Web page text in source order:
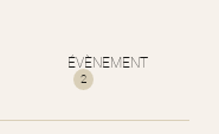
ÉVÈNEMENT
2